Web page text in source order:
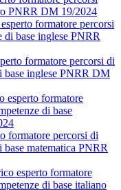
PNRR DM 19/2024
formatore percorsi
di base inglese PNRR
formatore percorsi di
base inglese PNRR DM
esperto formatore
di base
formatore percorsi di
matematica PNRR
esperto formatore
di base italiano